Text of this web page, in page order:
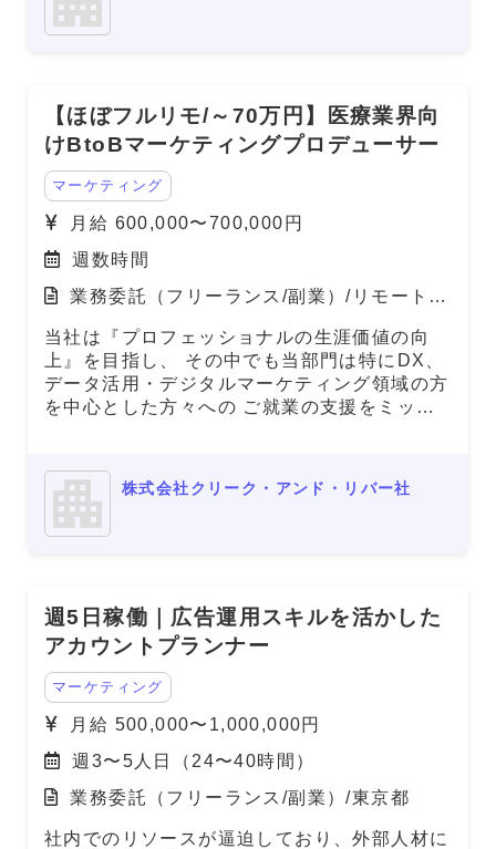
【ほぼフルリモ/～70万円】医療業界向
けBtoBマーケティングプロデューサー
マーケティング
月給 600,000〜700,000円
週数時間
業務委託（フリーランス/副業）/リモート
当社は『プロフェッショナルの生涯価値の向
上』を目指し、 その中でも当部門は特にDX、
データ活用・デジタルマーケティング領域の方
を中心とした方々への ご就業の支援をミッシ
ります。
株式会社クリーク・アンド・リバー社
週5日稼働｜広告運用スキルを活かした
アカウントプランナー
マーケティング
月給 500,000〜1,000,000円
週3〜5人日（24〜40時間）
業務委託（フリーランス/副業）/東京都
社内でのリソースが逼迫しており、外部人材に